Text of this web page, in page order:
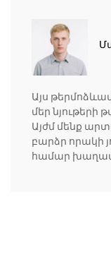
Այս
մեր նյութերի
Այժմ մենք
բարձր որակի
համար